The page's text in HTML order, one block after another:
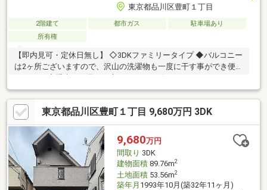
東京都品川区豊町１丁目
2階建て 都市ガス
駐車場あり
所有権
【即内見可・定休日無し】 ◇3DKファミリータイプ ◆バルコニー
は2ヶ所ございますので、沢山の洗濯物も一度に干す事ができ便利
東京都品川区豊町１丁目 9,680万円 3DK
9,680万円
間取り 3DK
建物面積89.76m2
土地面積53.56m2
築年月 1993年10月(築32年11ヶ月)